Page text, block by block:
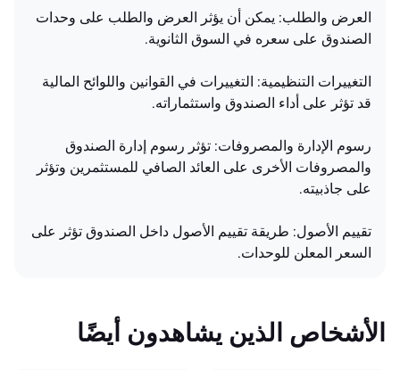
العرض والطلب: يمكن أن يؤثر العرض والطلب على وحدات
الصندوق على سعره في السوق الثانوية.
التغييرات التنظيمية: التغييرات في القوانين واللوائح المالية
قد تؤثر على أداء الصندوق واستثماراته.
رسوم الإدارة والمصروفات: تؤثر رسوم إدارة الصندوق
والمصروفات الأخرى على العائد الصافي للمستثمرين وتؤثر
على جاذبيته.
تقييم الأصول: طريقة تقييم الأصول داخل الصندوق تؤثر على
السعر المعلن للوحدات.
الأشخاص الذين يشاهدون أيضًا